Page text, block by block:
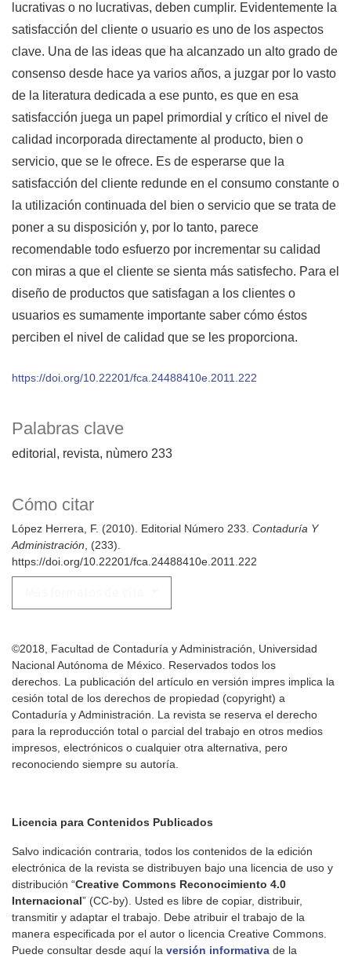
Palabras clave
editorial revista nùmero 233
Cómo citar
López Herrera, F. (2010). Editorial Número 233. Contaduría Y
Administración , (233).
https://doi.org/10.22201/fca.24488410e.2011.222
lucrativas o no lucrativas, deben cumplir. Evidentemente la
satisfacción del cliente o usuario es uno de los aspectos
clave. Una de las ideas que ha alcanzado un alto grado de
consenso desde hace ya varios años, a juzgar por lo vasto
de la literatura dedicada a ese punto, es que en esa
satisfacción juega un papel primordial y crítico el nivel de
calidad incorporada directamente al producto, bien o
servicio, que se le ofrece. Es de esperarse que la
satisfacción del cliente redunde en el consumo constante o
la utilización continuada del bien o servicio que se trata de
poner a su disposición y, por lo tanto, parece
recomendable todo esfuerzo por incrementar su calidad
con miras a que el cliente se sienta más satisfecho. Para el
diseño de productos que satisfagan a los clientes o
usuarios es sumamente importante saber cómo éstos
perciben el nivel de calidad que se les proporciona.
https://doi.org/10.22201/fca.24488410e.2011.222
©2018, Facultad de Contaduría y Administración, Universidad
Nacional Autónoma de México. Reservados todos los
derechos. La publicación del artículo en versión impres implica la
cesión total de los derechos de propiedad (copyright) a
Contaduría y Administración. La revista se reserva el derecho
para la reproducción total o parcial del trabajo en otros medios
impresos, electrónicos o cualquier otra alternativa, pero
reconociendo siempre su autoría.
Licencia para Contenidos Publicados
Salvo indicación contraria, todos los contenidos de la edición
electrónica de la revista se distribuyen bajo una licencia de uso y
distribución “Creative Commons Reconocimiento 4.0
Internacional” (CC-by). Usted es libre de copiar, distribuir,
transmitir y adaptar el trabajo. Debe atribuir el trabajo de la
manera especificada por el autor o licencia Creative Commons.
Puede consultar desde aquí la versión informativa de la